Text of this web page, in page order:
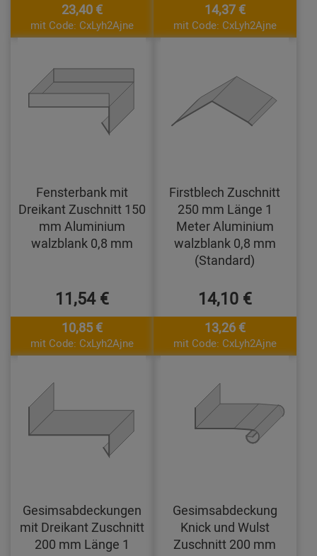
23,40 €
mit Code: CxLyh2Ajne
14,37 €
mit Code: CxLyh2Ajne
Fensterbank mit
Dreikant Zuschnitt 150
mm Aluminium
walzblank 0,8 mm
11,54 €
10,85 €
mit Code: CxLyh2Ajne
Firstblech Zuschnitt
250 mm Länge 1
Meter Aluminium
walzblank 0,8 mm
(Standard)
14,10 €
13,26 €
mit Code: CxLyh2Ajne
Gesimsabdeckungen
mit Dreikant Zuschnitt
200 mm Länge 1
Gesimsabdeckung
Knick und Wulst
Zuschnitt 200 mm